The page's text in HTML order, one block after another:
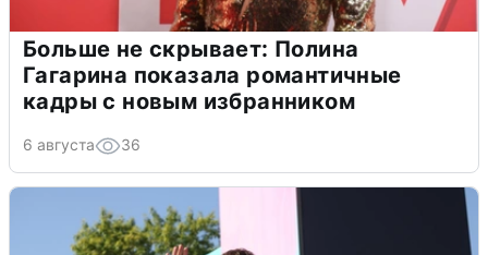
Больше не скрывает: Полина
Гагарина показала романтичные
кадры с новым избранником
6 августа 36